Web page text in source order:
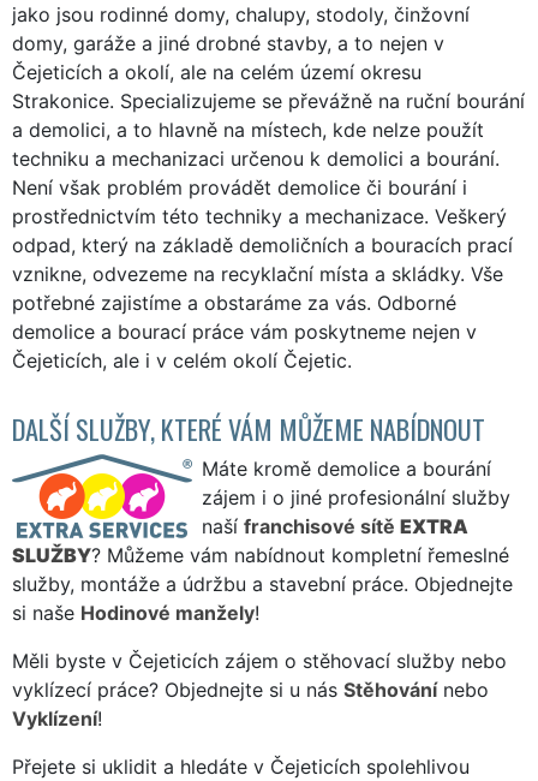
jako jsou rodinné domy, chalupy, stodoly, činžovní
domy, garáže a jiné drobné stavby, a to nejen v
Čejeticích a okolí, ale na celém území okresu
Strakonice. Specializujeme se převážně na ruční bourání
a demolici, a to hlavně na místech, kde nelze použít
techniku a mechanizaci určenou k demolici a bourání.
Není však problém provádět demolice či bourání i
prostřednictvím této techniky a mechanizace. Veškerý
odpad, který na základě demoličních a bouracích prací
vznikne, odvezeme na recyklační místa a skládky. Vše
potřebné zajistíme a obstaráme za vás. Odborné
demolice a bourací práce vám poskytneme nejen v
Čejeticích, ale i v celém okolí Čejetic.
DALŠÍ SLUŽBY, KTERÉ VÁM MŮŽEME NABÍDNOUT
Máte kromě demolice a bourání
zájem i o jiné profesionální služby
naší franchisové sítě EXTRA
SLUŽBY? Můžeme vám nabídnout kompletní řemeslné
služby, montáže a údržbu a stavební práce. Objednejte
si naše Hodinové manžely!
Měli byste v Čejeticích zájem o stěhovací služby nebo
vyklízecí práce? Objednejte si u nás Stěhovánínebo
Vyklízení!
Přejete si uklidit a hledáte v Čejeticích spolehlivou